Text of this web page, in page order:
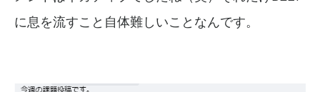
に息を流すこと自体難しいことなんです。